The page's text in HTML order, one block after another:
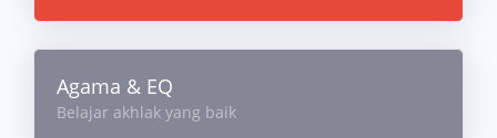
Agama & EQ
Belajar akhlak yang baik